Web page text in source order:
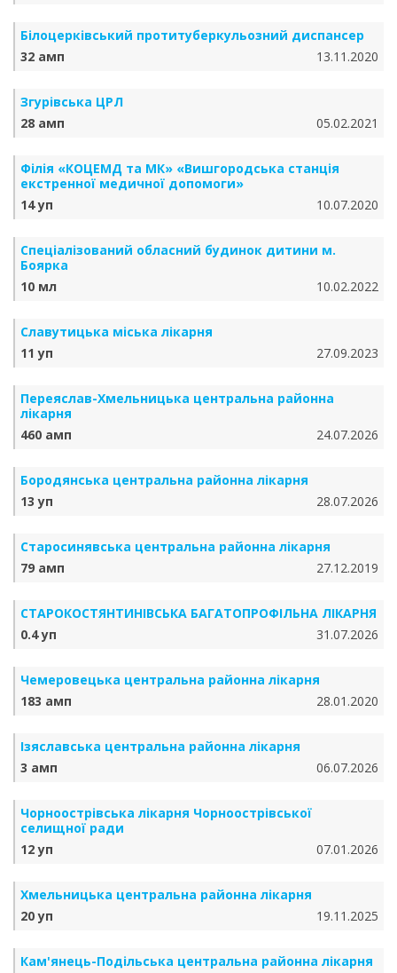
Білоцерківський протитуберкульозний диспансер
32 амп
13.11.2020
Згурівська ЦРЛ
28 амп
05.02.2021
Філія «КОЦЕМД та МК» «Вишгородська станція
екстренної медичної допомоги»
14 уп
10.07.2020
Спеціалізований обласний будинок дитини м.
Боярка
10 мл
10.02.2022
Славутицька міська лікарня
11 уп
27.09.2023
Переяслав-Хмельницька центральна районна
лікарня
460 амп
24.07.2026
Бородянська центральна районна лікарня
13 уп
28.07.2026
Старосинявська центральна районна лікарня
79 амп
27.12.2019
СТАРОКОСТЯНТИНІВСЬКА БАГАТОПРОФІЛЬНА ЛІКАРНЯ
0.4 уп
31.07.2026
Чемеровецька центральна районна лікарня
183 амп
28.01.2020
Ізяславська центральна районна лікарня
3 амп
06.07.2026
Чорноострівська лікарня Чорноострівської
селищної ради
12 уп
07.01.2026
Хмельницька центральна районна лікарня
20 уп
19.11.2025
Кам'янець-Подільська центральна районна лікарня